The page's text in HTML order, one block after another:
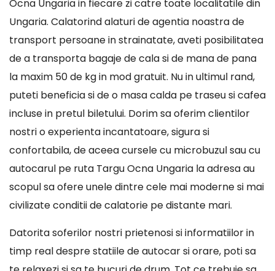
Ocna Ungaria in fiecare zi catre toate localitatile din
Ungaria. Calatorind alaturi de agentia noastra de
transport persoane in strainatate, aveti posibilitatea
de a transporta bagaje de cala si de mana de pana
la maxim 50 de kg in mod gratuit. Nu in ultimul rand,
puteti beneficia si de o masa calda pe traseu si cafea
incluse in pretul biletului. Dorim sa oferim clientilor
nostri o experienta incantatoare, sigura si
confortabila, de aceea cursele cu microbuzul sau cu
autocarul pe ruta Targu Ocna Ungaria la adresa au
scopul sa ofere unele dintre cele mai moderne si mai
civilizate conditii de calatorie pe distante mari.
Datorita soferilor nostri prietenosi si informatiilor in
timp real despre statiile de autocar si orare, poti sa